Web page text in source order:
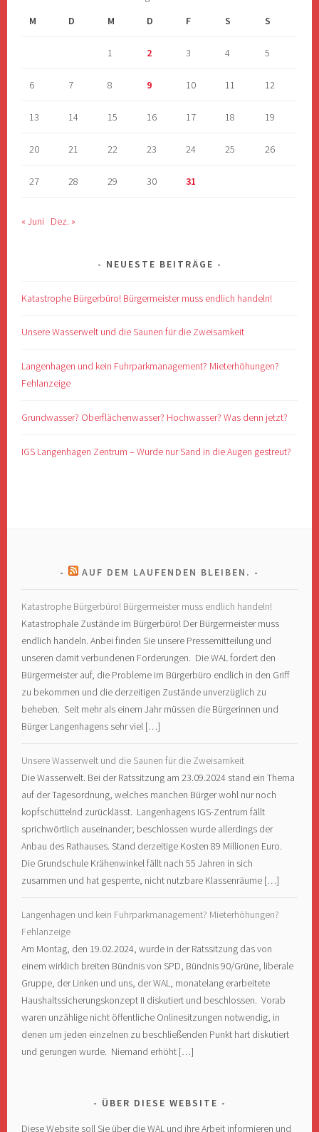
M
D M D F S S
1 2 3 4 5
6 7 8 9 10 11 12
13 14 15 16 17 18 19
20 21 22 23 24 25 26
27 28 29 30 31
« Juni Dez. »
NEUESTE BEITRÄGE
Katastrophe Bürgerbüro! Bürgermeister muss endlich handeln!
Unsere Wasserwelt und die Saunen für die Zweisamkeit
Langenhagen und kein Fuhrparkmanagement? Mieterhöhungen?
Fehlanzeige
Grundwasser? Oberflächenwasser? Hochwasser? Was denn jetzt?
IGS Langenhagen Zentrum – Wurde nur Sand in die Augen gestreut?
AUF DEM LAUFENDEN BLEIBEN.
Katastrophe Bürgerbüro! Bürgermeister muss endlich handeln!
Katastrophale Zustände im Bürgerbüro! Der Bürgermeister muss
endlich handeln. Anbei finden Sie unsere Pressemitteilung und
unseren damit verbundenen Forderungen. Die WAL fordert den
Bürgermeister auf, die Probleme im Bürgerbüro endlich in den Griff
zu bekommen und die derzeitigen Zustände unverzüglich zu
beheben. Seit mehr als einem Jahr müssen die Bürgerinnen und
Bürger Langenhagens sehr viel […]
Unsere Wasserwelt und die Saunen für die Zweisamkeit
Die Wasserwelt. Bei der Ratssitzung am 23.09.2024 stand ein Thema
auf der Tagesordnung, welches manchen Bürger wohl nur noch
kopfschüttelnd zurücklässt. Langenhagens IGS-Zentrum fällt
sprichwörtlich auseinander; beschlossen wurde allerdings der
Anbau des Rathauses. Stand derzeitige Kosten 89 Millionen Euro.
Die Grundschule Krähenwinkel fällt nach 55 Jahren in sich
zusammen und hat gesperrte, nicht nutzbare Klassenräume […]
Langenhagen und kein Fuhrparkmanagement? Mieterhöhungen?
Fehlanzeige
Am Montag, den 19.02.2024, wurde in der Ratssitzung das von
einem wirklich breiten Bündnis von SPD, Bündnis 90/Grüne, liberale
Gruppe, der Linken und uns, der WAL, monatelang erarbeitete
Haushaltssicherungskonzept II diskutiert und beschlossen. Vorab
waren unzählige nicht öffentliche Onlinesitzungen notwendig, in
denen um jeden einzelnen zu beschließenden Punkt hart diskutiert
und gerungen wurde. Niemand erhöht […]
ÜBER DIESE WEBSITE
Diese Website soll Sie über die WAL und ihre Arbeit informieren und